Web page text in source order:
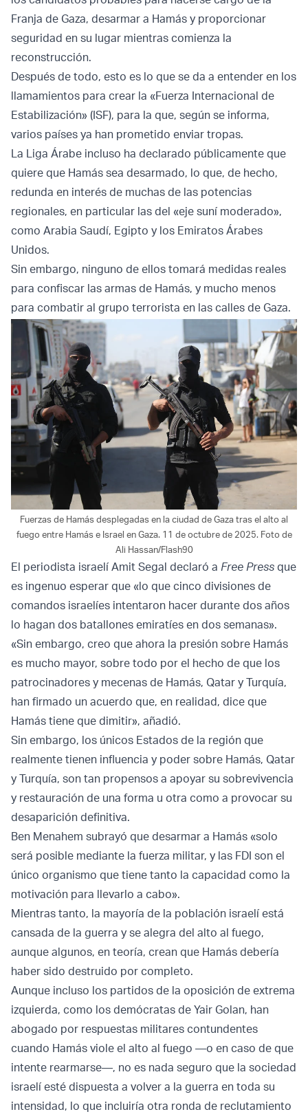
Franja de Gaza, desarmar a Hamás y proporcionar
seguridad en su lugar mientras comienza la
reconstrucción.
Después de todo, esto es lo que se da a entender en los
llamamientos para crear la «Fuerza Internacional de
Estabilización» (ISF), para la que, según se informa,
varios países ya han prometido enviar tropas.
La Liga Árabe incluso ha declarado públicamente que
quiere que Hamás sea desarmado, lo que, de hecho,
redunda en interés de muchas de las potencias
regionales, en particular las del «eje suní moderado»,
como Arabia Saudí, Egipto y los Emiratos Árabes
Unidos.
Sin embargo, ninguno de ellos tomará medidas reales
para confiscar las armas de Hamás, y mucho menos
para combatir al grupo terrorista en las calles de Gaza.
Fuerzas de Hamás desplegadas en la ciudad de Gaza tras el alto al
fuego entre Hamás e Israel en Gaza. 11 de octubre de 2025. Foto de
Ali Hassan/Flash90
El periodista israelí Amit Segal declaró a Free Press que
es ingenuo esperar que «lo que cinco divisiones de
comandos israelíes intentaron hacer durante dos años
lo hagan dos batallones emiratíes en dos semanas».
«Sin embargo, creo que ahora la presión sobre Hamás
es mucho mayor, sobre todo por el hecho de que los
patrocinadores y mecenas de Hamás, Qatar y Turquía,
han firmado un acuerdo que, en realidad, dice que
Hamás tiene que dimitir», añadió.
Sin embargo, los únicos Estados de la región que
realmente tienen influencia y poder sobre Hamás, Qatar
y Turquía, son tan propensos a apoyar su sobrevivencia
y restauración de una forma u otra como a provocar su
desaparición definitiva.
Ben Menahem subrayó que desarmar a Hamás «solo
será posible mediante la fuerza militar, y las FDI son el
único organismo que tiene tanto la capacidad como la
motivación para llevarlo a cabo».
Mientras tanto, la mayoría de la población israelí está
cansada de la guerra y se alegra del alto al fuego,
aunque algunos, en teoría, crean que Hamás debería
haber sido destruido por completo.
Aunque incluso los partidos de la oposición de extrema
izquierda, como los demócratas de Yair Golan, han
abogado por respuestas militares contundentes
cuando Hamás viole el alto al fuego —o en caso de que
intente rearmarse—, no es nada seguro que la sociedad
israelí esté dispuesta a volver a la guerra en toda su
intensidad, lo que incluiría otra ronda de reclutamiento